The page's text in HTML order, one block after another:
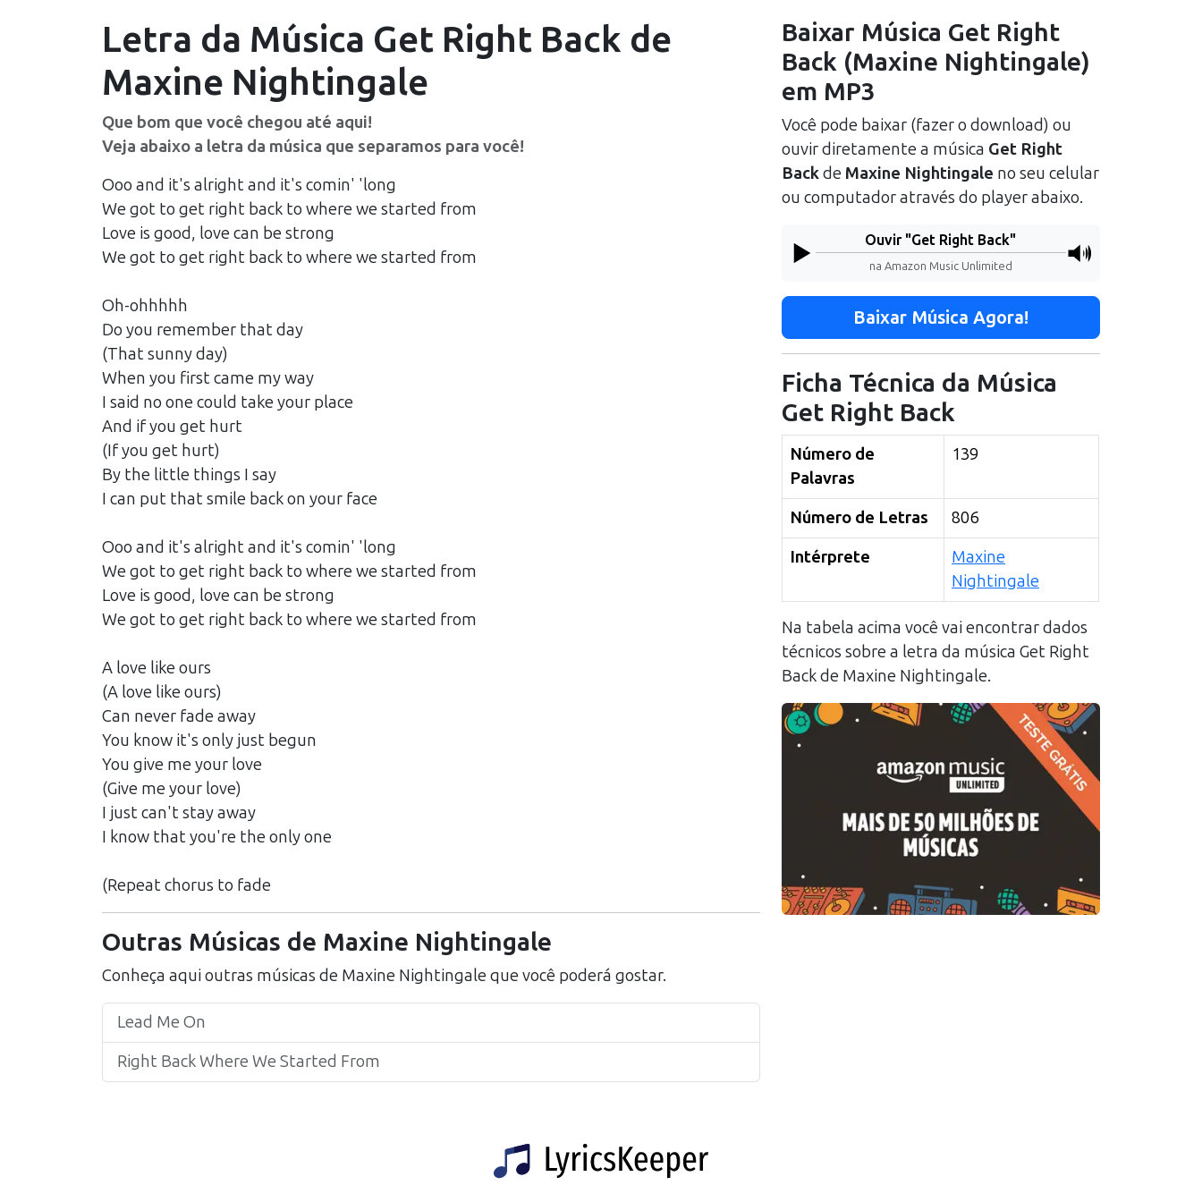
Letra da Música Get Right Back de
Maxine Nightingale
Que bom que você chegou até aqui!
Veja abaixo a letra da música que separamos para você!
Ooo and it's alright and it's comin' 'long
We got to get right back to where we started from
Love is good, love can be strong
We got to get right back to where we started from
Oh-ohhhhh
Do you remember that day
(That sunny day)
When you first came my way
I said no one could take your place
And if you get hurt
(If you get hurt)
By the little things I say
I can put that smile back on your face
Ooo and it's alright and it's comin' 'long
We got to get right back to where we started from
Love is good, love can be strong
We got to get right back to where we started from
A love like ours
(A love like ours)
Can never fade away
You know it's only just begun
You give me your love
(Give me your love)
I just can't stay away
I know that you're the only one
(Repeat chorus to fade
Outras Músicas de Maxine Nightingale
Conheça aqui outras músicas de Maxine Nightingaleque você poderá gostar.
Lead Me On
Right Back Where We Started From
Baixar Música Get Right
Back (Maxine Nightingale)
em MP3
Você pode baixar (fazer o download) ou
ouvir diretamente a música Get Right
Backde Maxine Nightingale no seu celular
ou computador através do player abaixo.
Ouvir "Get Right Back"
na Amazon Music Unlimited
Baixar Música Agora!
Ficha Técnica da Música
Get Right Back
Número de
Palavras
139
Número de Letras
806
Intérprete
Maxine
Nightingale
Na tabela acima você vai encontrar dados
técnicos sobre a letra da música Get Right
Backde Maxine Nightingale.